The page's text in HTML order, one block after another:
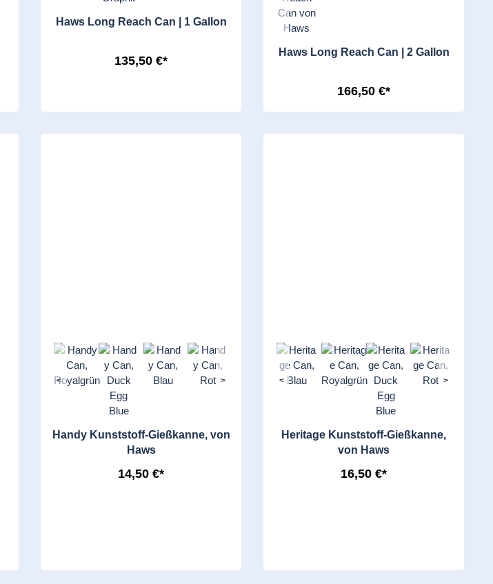
Haws Long Reach Can | 1 Gallon
135,50 €*
Haws Long Reach Can | 2 Gallon
166,50 €*
< >
Handy Kunststoff-Gießkanne, von
Haws
14,50 €*
< >
Heritage Kunststoff-Gießkanne,
von Haws
16,50 €*